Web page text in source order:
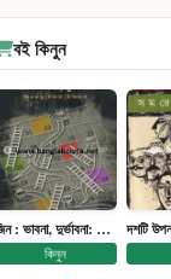
বই কিনুন
জিন : ভাবনা, দুর্ভাবনা: জিনতত্ত্ব সমাজ ইতিহাস (পেপারব্যাক)
কিনুন